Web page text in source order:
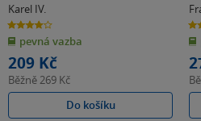
Karel IV.
4.0
z
5
hvězdiček
pevná vazba
209 Kč
Běžně269 Kč
Do košíku
5.0
z
5